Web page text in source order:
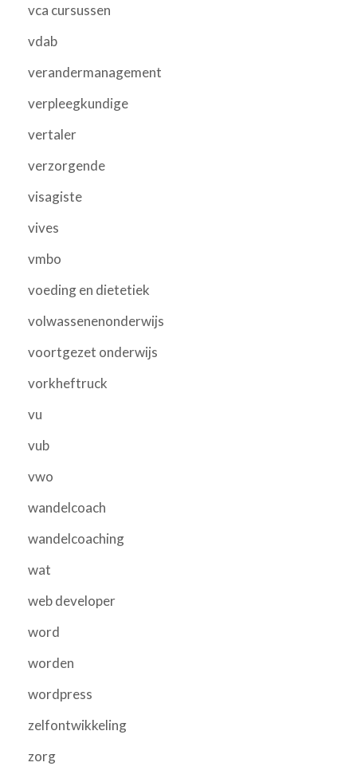
vca cursussen
vdab
verandermanagement
verpleegkundige
vertaler
verzorgende
visagiste
vives
vmbo
voeding en dietetiek
volwassenenonderwijs
voortgezet onderwijs
vorkheftruck
vu
vub
vwo
wandelcoach
wandelcoaching
wat
web developer
word
worden
wordpress
zelfontwikkeling
zorg